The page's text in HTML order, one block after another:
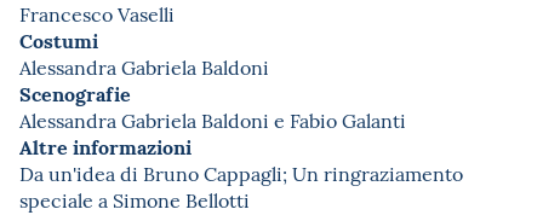
Francesco Vaselli
Costumi
Alessandra Gabriela Baldoni
Scenografie
Alessandra Gabriela Baldoni e Fabio Galanti
Altre informazioni
Da un'idea di Bruno Cappagli; Un ringraziamento
speciale a Simone Bellotti